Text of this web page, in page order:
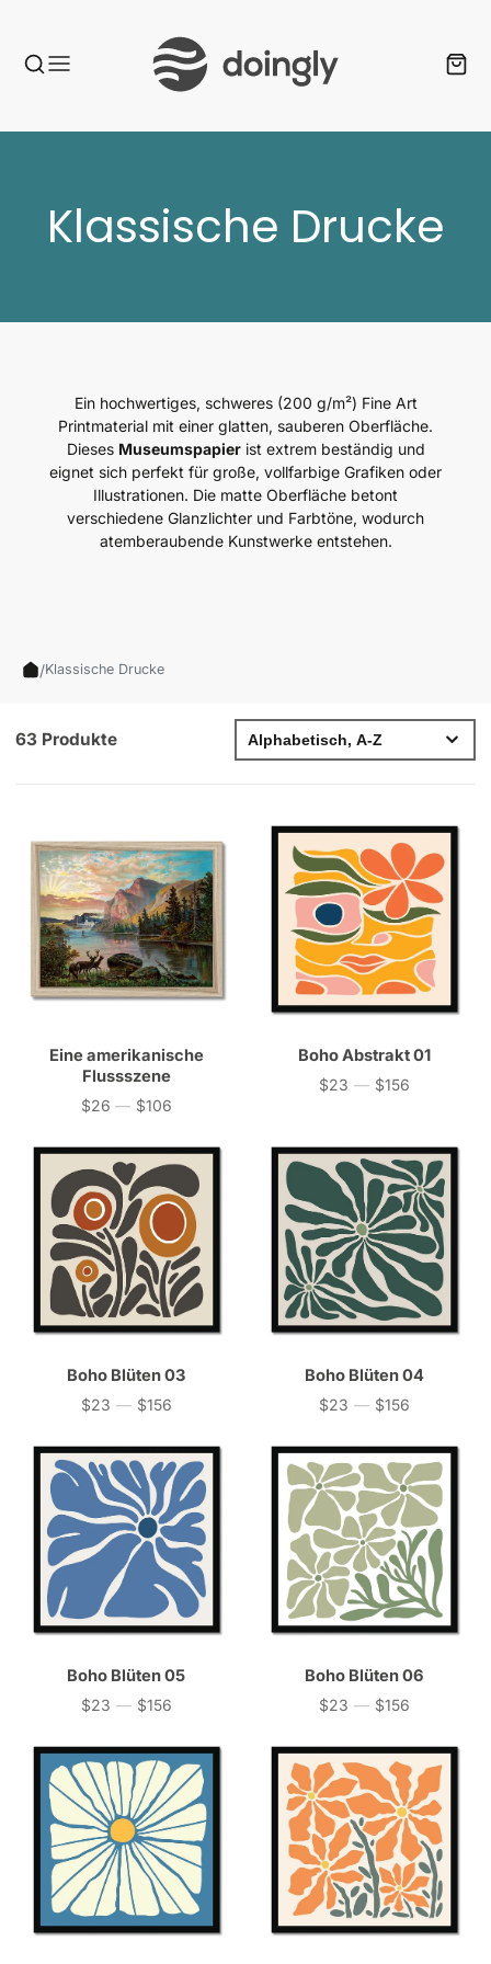
Kategorie:
Klassische Drucke
Ein hochwertiges, schweres (200 g/m²) Fine Art
Printmaterial mit einer glatten, sauberen Oberfläche.
Dieses Museumspapierist extrem beständig und
eignet sich perfekt für große, vollfarbige Grafiken oder
Illustrationen. Die matte Oberfläche betont
verschiedene Glanzlichter und Farbtöne, wodurch
atemberaubende Kunstwerke entstehen.
/Klassische Drucke
63 Produkte
Eine amerikanische
Flussszene
Preis
$26 — $106
Boho Abstrakt 01
Preis
$23 — $156
Boho Blüten 03
Preis
$23 — $156
Boho Blüten 04
Preis
$23 — $156
Boho Blüten 05
Preis
$23 — $156
Boho Blüten 06
Preis
$23 — $156